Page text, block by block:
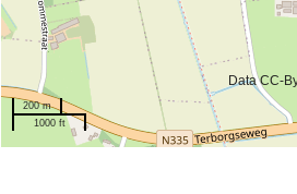
200 m
1000 ft
Data CC-